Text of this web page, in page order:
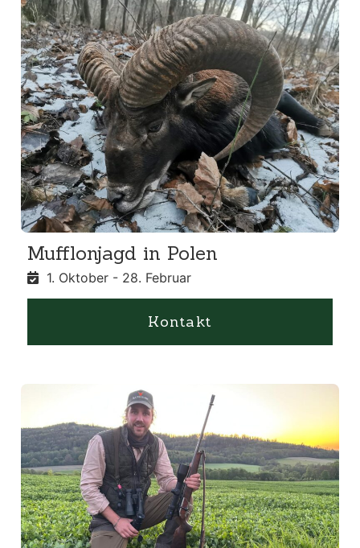
Mufflonjagd in Polen
1. Oktober - 28. Februar
Kontakt